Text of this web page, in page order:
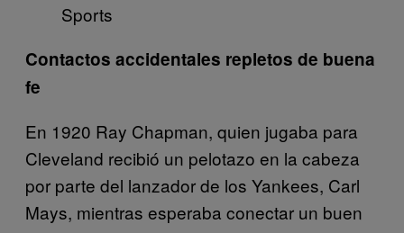
Sports
Contactos accidentales repletos de buena
fe
En 1920 Ray Chapman, quien jugaba para
Cleveland recibió un pelotazo en la cabeza
por parte del lanzador de los Yankees, Carl
Mays, mientras esperaba conectar un buen